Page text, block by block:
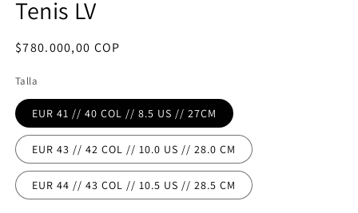
ventana
modal
Tenis LV
Precio
$780.000,00 COP
Talla
EUR 41 // 40 COL // 8.5 US // 27CM
EUR 43 // 42 COL // 10.0 US // 28.0 CM
EUR 44 // 43 COL // 10.5 US // 28.5 CM